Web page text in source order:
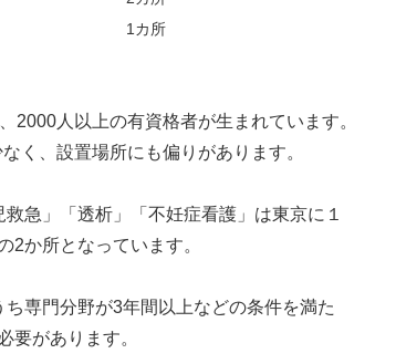
1カ所
2000人以上の有資格者が生まれています。
く、設置場所にも偏りがあります。
急」「透析」「不妊症看護」は東京に１
2か所となっています。
専門分野が3年間以上などの条件を満た
要があります。